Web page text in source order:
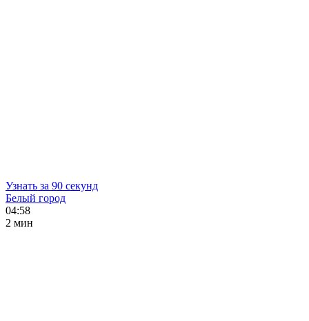
Узнать за 90 секунд
Белый город
04:58
2 мин